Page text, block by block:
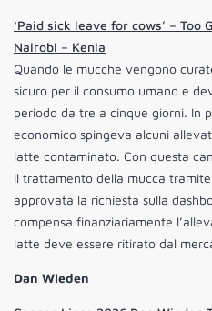
‘Paid sick leave for cows’ – Too
Nairobi – Kenia
Quando le mucche vengono
sicuro per il consumo umano e
periodo da tre a cinque giorni. In
economico spingeva alcuni
latte contaminato. Con questa
il trattamento della mucca
approvata la richiesta sulla
compensa finanziariamente
latte deve essere ritirato dal
Dan Wieden